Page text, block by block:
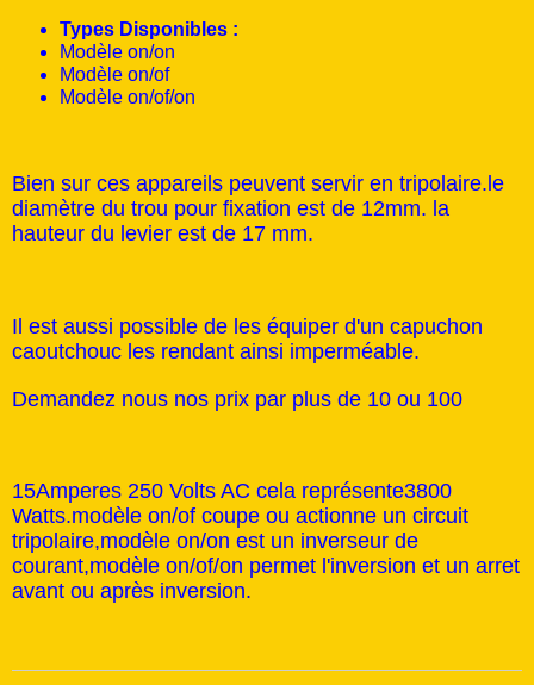
Types Disponibles :
Modèle on/on
Modèle on/of
Modèle on/of/on
Bien sur ces appareils peuvent servir en tripolaire.le
diamètre du trou pour fixation est de 12mm. la
hauteur du levier est de 17 mm.
Il est aussi possible de les équiper d'un capuchon
caoutchouc les rendant ainsi imperméable.
Demandez nous nos prix par plus de 10 ou 100
15Amperes 250 Volts AC cela représente3800
Watts.modèle on/of coupe ou actionne un circuit
tripolaire,modèle on/on est un inverseur de
courant,modèle on/of/on permet l'inversion et un arret
avant ou après inversion.